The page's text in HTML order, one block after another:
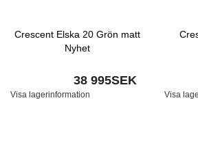
Crescent Elska 20 Grön matt
Nyhet
38 995SEK
Visa lagerinformation Visa